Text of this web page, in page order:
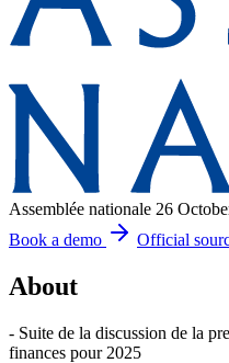
Assemblée nationale 26
Book a demo
Official
About
- Suite de la discussion de la
finances pour 2025